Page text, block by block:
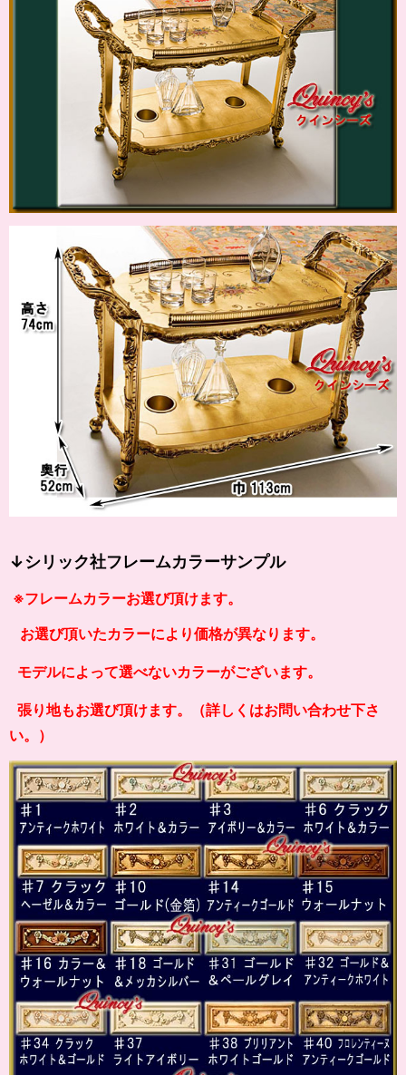
↓シリック社フレームカラーサンプル
※フレームカラーお選び頂けます。
お選び頂いたカラーにより価格が異なります。
モデルによって選べないカラーがございます。
張り地もお選び頂けます。（詳しくはお問い合わせ下さ
い。）